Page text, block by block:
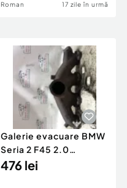
Roman 17 zile în urmă
Galerie evacuare BMW
Seria 2 F45 2.0
Motorina 2016
476 lei